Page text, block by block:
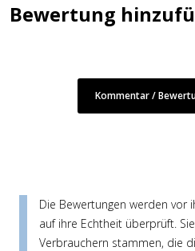
Bewertung
Kommentar /
Die Bewertungen werden vor
auf ihre Echtheit überprüft.
Verbrauchern stammen, die